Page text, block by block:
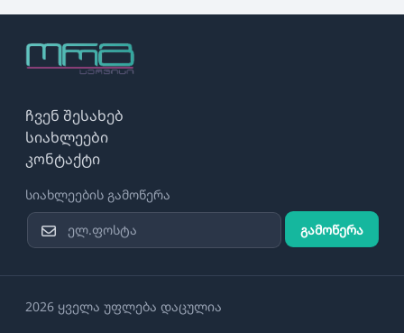
ჩვენ შესახებ
სიახლეები
კონტაქტი
სიახლეების გამოწერა
გამოწერა
2026 ყველა უფლება დაცულია